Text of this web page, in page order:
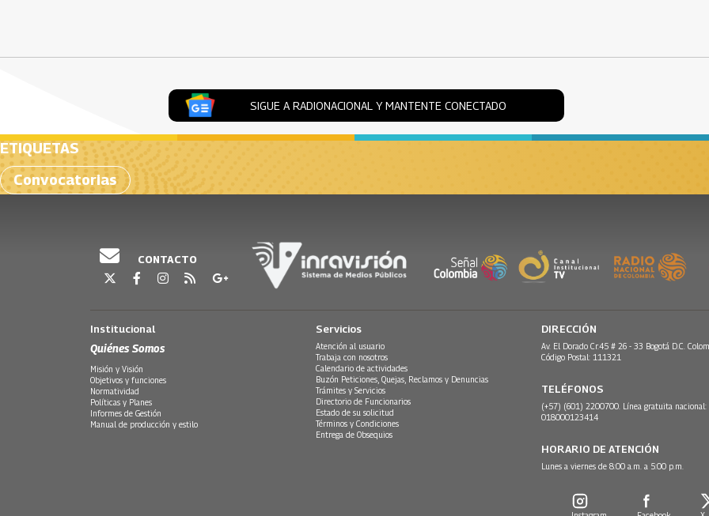
SIGUE A RADIONACIONAL Y MANTENTE CONECTADO
ETIQUETAS
Convocatorias
CONTACTO
Institucional
Quiénes Somos
Misión y Visión
Objetivos y funciones
Normatividad
Políticas y Planes
Informes de Gestión
Manual de producción y estilo
Servicios
Atención al usuario
Trabaja con nosotros
Calendario de actividades
Buzón Peticiones, Quejas, Reclamos y Denuncias
Trámites y Servicios
Directorio de Funcionarios
Estado de su solicitud
Términos y Condiciones
Entrega de Obsequios
DIRECCIÓN
Av. El Dorado Cr.45 # 26 - 33 Bogotá D.C.
Código Postal: 111321
TELÉFONOS
(+57) (601) 2200700. Línea gratuita nacional:
018000123414
HORARIO DE ATENCIÓN
Lunes a viernes de 8:00 a.m. a 5:00 p.m.